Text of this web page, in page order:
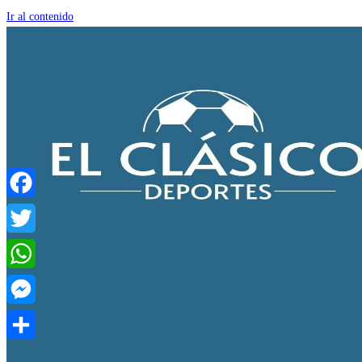
Ir al contenido
Facebook
Twitter
WhatsApp
Messenger